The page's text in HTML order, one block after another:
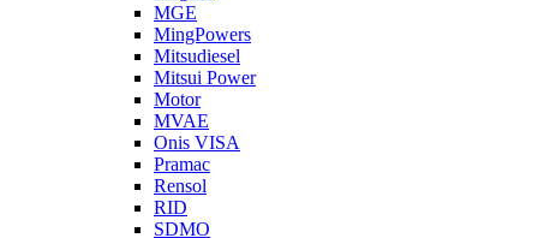
MGE
MingPowers
Mitsudiesel
Mitsui Power
Motor
MVAE
Onis VISA
Pramac
Rensol
RID
SDMO